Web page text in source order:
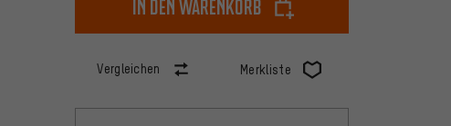
In den Warenkorb
Vergleichen Merkliste